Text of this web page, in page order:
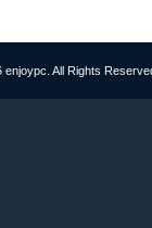
All Rights